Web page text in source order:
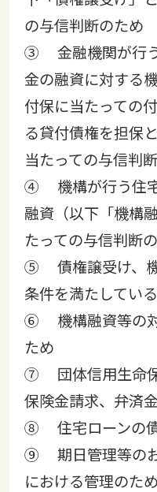
の与信判断のため
③ 金融機関が行う
金の融資に対する
付保に当たっての
る貸付債権を担保
当たっての与信判
④ 機構が行う住宅
融資（以下「機構
たっての与信判断
⑤ 債権譲受け、機
条件を満たしてい
⑥ 機構融資等の対
ため
⑦ 団体信用生命保
保険金請求、弁済
⑧ 住宅ローンの債
⑨ 期日管理等のお
における管理のため